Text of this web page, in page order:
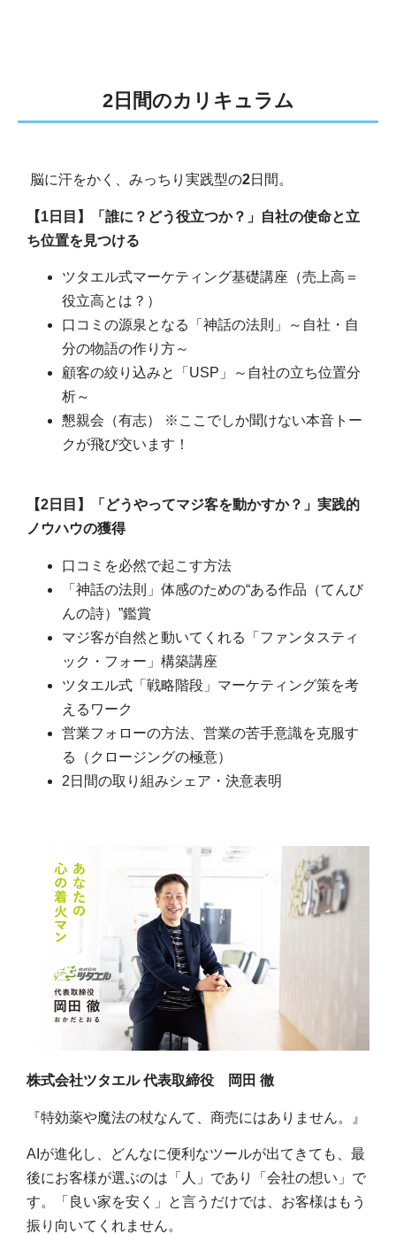
2日間のカリキュラム
脳に汗をかく、みっちり実践型の2日間。
【1 日目】「誰に？どう役立つか？」自社の使命と立
ち位置を見つける
ツタエル式マーケティング基礎講座（売上高＝
役立高とは？）
口コミの源泉となる「神話の法則」～自社・自
分の物語の作り方～
顧客の絞り込みと「 USP 」～自社の立ち位置分
析～
懇親会（有志）
※ ここでしか聞けない本音トー
クが飛び交います！
【2 日目】「どうやってマジ客を動かすか？」実践的
ノウハウの獲得
口コミを必然で起こす方法
「神話の法則」体感のための“ある作品（てんび
んの詩） ”鑑賞
マジ客が自然と動いてくれる「ファンタスティ
ック・フォー」構築講座
ツタエル式「戦略階段」マーケティング策を考
えるワーク
営業フォローの方法、営業の苦手意識を克服す
る（クロージングの極意）
2 日間の取り組みシェア・決意表明
株式会社ツタエル 代表取締役 岡田 徹
『特効薬や魔法の杖なんて、商売にはありません。』
AIが進化し、どんなに便利なツールが出てきても、最
後にお客様が選ぶのは「人」であり「会社の想い」で
す。「良い家を安く」と言うだけでは、お客様はもう
振り向いてくれません。